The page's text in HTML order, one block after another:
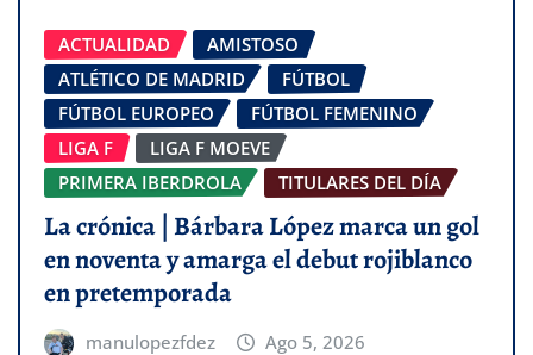
ACTUALIDAD
AMISTOSO
ATLÉTICO DE MADRID
FÚTBOL
FÚTBOL EUROPEO
FÚTBOL FEMENINO
LIGA F
LIGA F MOEVE
PRIMERA IBERDROLA
TITULARES DEL DÍA
La crónica | Bárbara López marca un gol
en noventa y amarga el debut rojiblanco
en pretemporada
manulopezfdez Ago 5, 2026